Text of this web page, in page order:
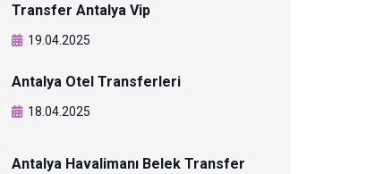
Transfer Antalya Vip
19.04.2025
Antalya Otel Transferleri
18.04.2025
Antalya Havalimanı Belek Transfer